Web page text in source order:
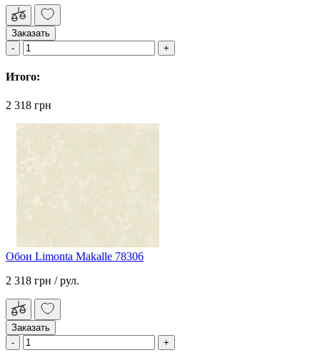
Заказать
Итого:
2 318 грн
Обои Limonta Makalle 78306
2 318 грн / рул.
Заказать